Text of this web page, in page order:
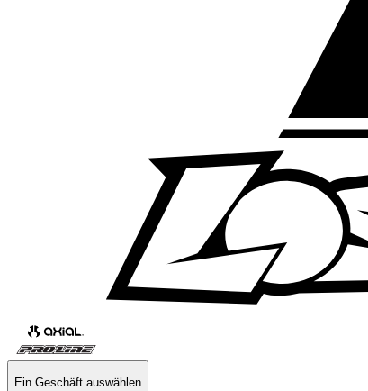
Ein Geschäft auswählen